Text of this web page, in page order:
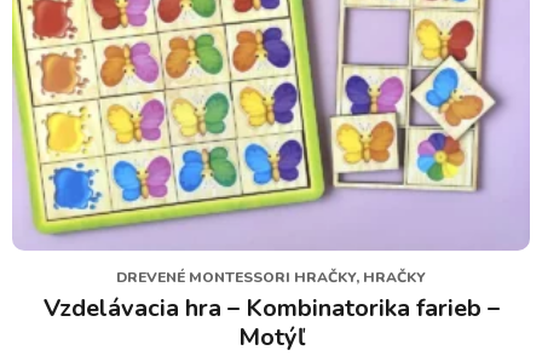
DREVENÉ MONTESSORI HRAČKY, HRAČKY
Vzdelávacia hra – Kombinatorika farieb –
Motýľ